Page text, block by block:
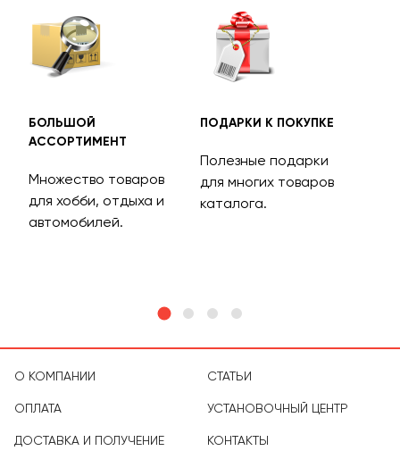
БОЛЬШОЙ
АССОРТИМЕНТ
Множество товаров
для хобби, отдыха и
автомобилей.
ПОДАРКИ К ПОКУПКЕ
Полезные подарки
для многих товаров
каталога.
О КОМПАНИИ
ОПЛАТА
ДОСТАВКА И ПОЛУЧЕНИЕ
СТАТЬИ
УСТАНОВОЧНЫЙ ЦЕНТР
КОНТАКТЫ